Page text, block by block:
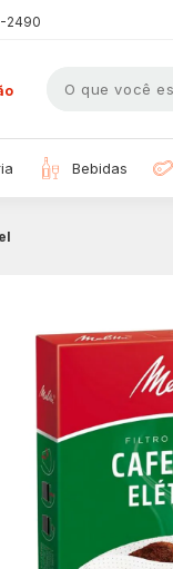
2490
bebidas